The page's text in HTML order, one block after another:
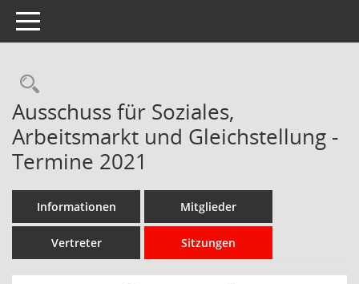
Toggle navigation
Rechercheauswahl
Ausschuss für Soziales,
Arbeitsmarkt und Gleichstellung -
Termine 2021
Informationen Mitglieder
Vertreter Sitzungen